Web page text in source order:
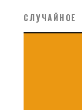
СЛУЧАЙНОЕ